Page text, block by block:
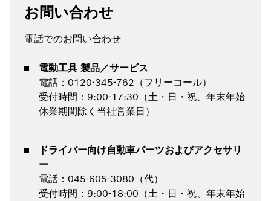
お問い合わせ
電話でのお問い合わせ
電動工具 製品／サービス
電話：0120-345-762（フリーコール）
受付時間：9:00-17:30（土・日・祝、年末年始
休業期間除く当社営業日）
ドライバー向け自動車パーツおよびアクセサリ
ー
電話：045-605-3080（代）
受付時間：9:00-18:00（土・日・祝、年末年始